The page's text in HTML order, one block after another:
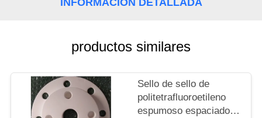
PRIVACY
POLICY
productos similares
Sello de sello de
politetrafluoroetileno
espumoso espaciador